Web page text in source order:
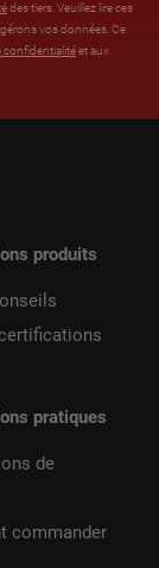
des tiers. Veuillez lire ces
vos données. Ce
confidentialitéet aux
produits
pratiques
de
commander